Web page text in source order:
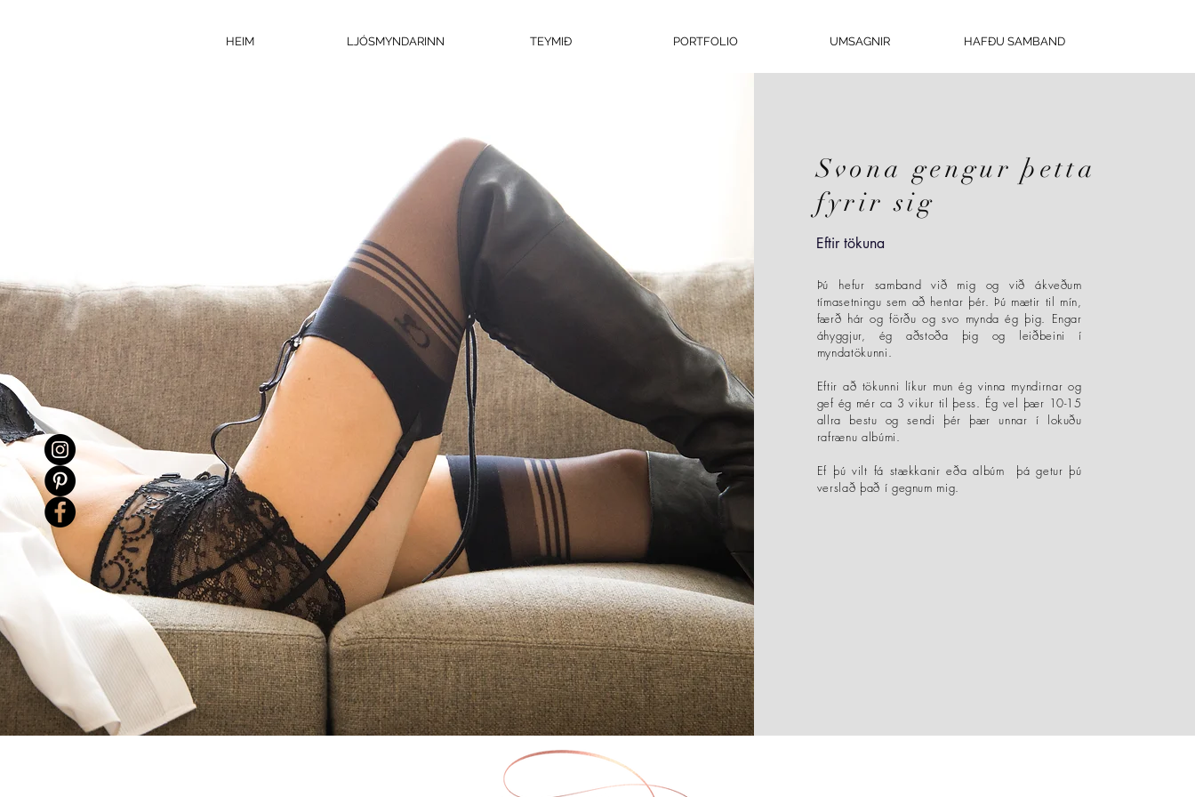
HEIM LJÓSMYNDARINN TEYMIÐ PORTFOLIO UMSAGNIR HAFÐU SAMBAND
Svona gengur þetta
fyrir sig
Eftir tökuna
Þú hefur samband við mig og við ákveðum
tímasetningu sem að hentar þér. Þú mætir til mín,
færð hár og förðu og svo mynda ég þig. Engar
áhyggjur, ég aðstoða þig og leiðbeini í
myndatökunni.
Eftir að tökunni líkur mun ég vinna myndirnar og
gef ég mér ca 3 vikur til þess. Ég vel þær 10-15
allra bestu og sendi þér þær unnar í lokuðu
rafrænu albúmi.
Ef þú vilt fá stækkanir eða albúm þá getur þú
verslað það í gegnum mig.